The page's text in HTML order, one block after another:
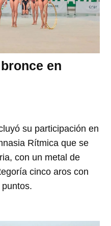
en
su participación en
Rítmica que se
con un metal de
cinco aros con